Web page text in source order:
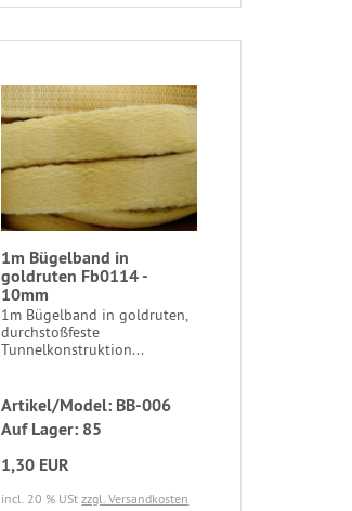
1m Bügelband in
goldruten Fb0114 -
10mm
1m Bügelband in goldruten,
durchstoßfeste
Tunnelkonstruktion...
Artikel/Model: BB-006
Auf Lager: 85
1,30 EUR
incl. 20 % UStzzgl. Versandkosten